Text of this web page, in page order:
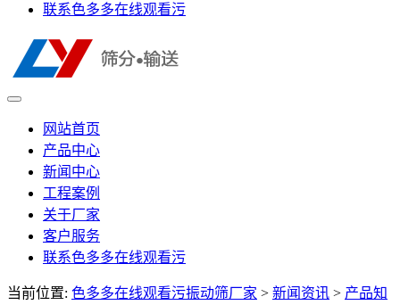
联系色多多在线观看污
网站首页
产品中心
新闻中心
工程案例
关于厂家
客户服务
联系色多多在线观看污
当前位置: 色多多在线观看污振动筛厂家 > 新闻资讯 > 产品知